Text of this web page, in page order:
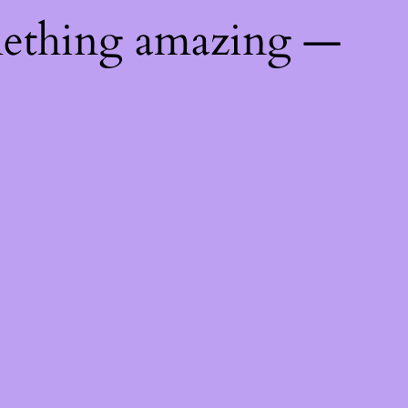
amazing —